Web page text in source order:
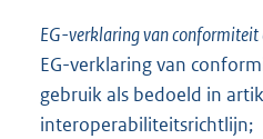
EG-verklaring van
EG-verklaring van
gebruik als bedoeld in
interoperabiliteitsrichtlijn;